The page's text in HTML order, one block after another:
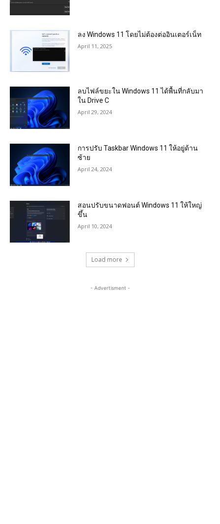
ลง Windows 11 โดยไม่ต้องต่ออินเตอร์เน็ท
April 11, 2025
ลบไฟล์ขยะใน Windows 11 ได้พื้นที่กลับมา
ใน Drive C
April 29, 2024
การปรับ Taskbar Windows 11 ให้อยู่ด้าน
ซ้าย
April 24, 2024
สอนปรับขนาดฟอนต์ Windows 11 ให้ใหญ่
ขึ้น
April 10, 2024
Load more
- Advertisment -